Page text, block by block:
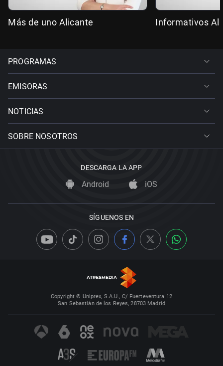
Más de uno Alicante Informativos
PROGRAMAS
EMISORAS
NOTICIAS
SOBRE NOSOTROS
DESCARGA LA APP
Android iOS
SÍGUENOS EN
Copyright © Uniprex, S.A.U., C/ Fuerteventura 12
San Sebastián de los Reyes, 28703 Madrid